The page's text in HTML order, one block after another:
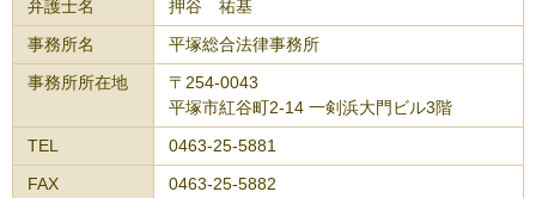
弁護士名
押谷 祐基
事務所名
平塚総合法律事務所
事務所所在地
〒254-0043
平塚市紅谷町2-14 一剣浜大門ビル3階
TEL
0463-25-5881
FAX
0463-25-5882